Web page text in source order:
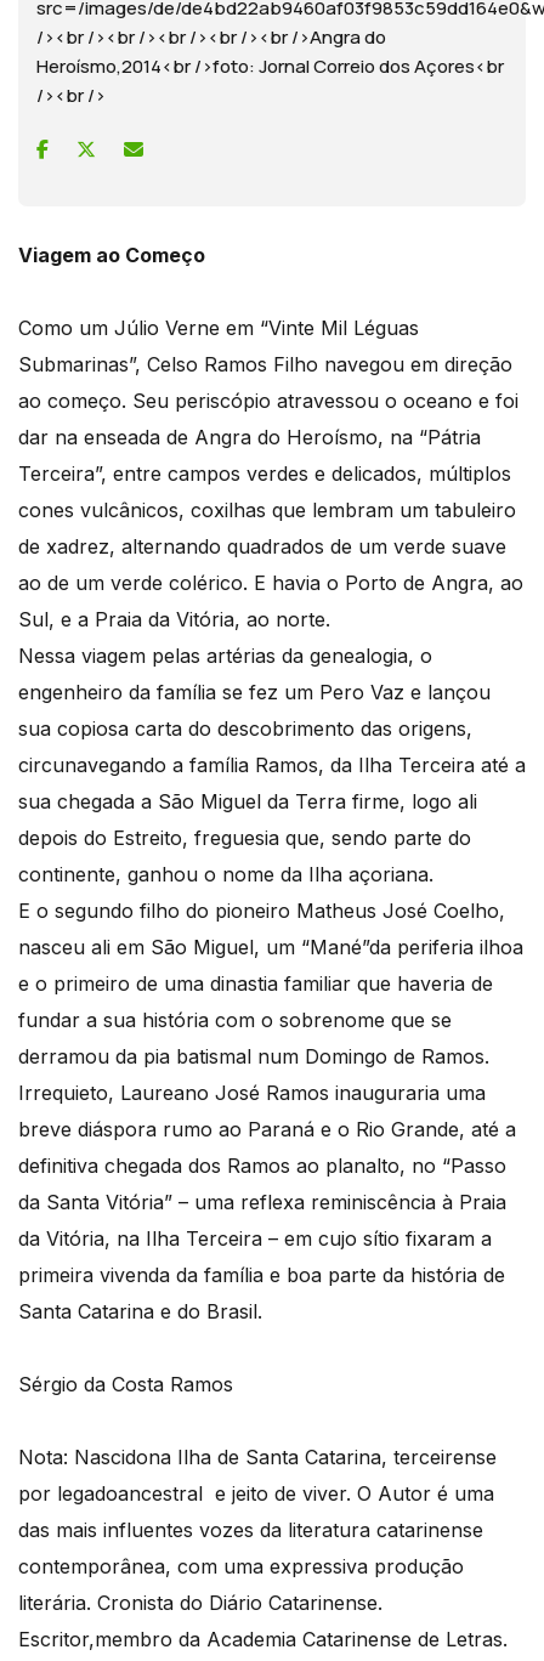
src=/images/de/
/><br /><br /><br /><br /><br />Angra do
Heroísmo,2014<br />foto: Jornal Correio dos Açores<br
/><br />
Viagem ao Começo
Como um Júlio Verne em “Vinte Mil Léguas
Submarinas”, Celso Ramos Filho navegou em direção
ao começo. Seu periscópio atravessou o oceano e foi
dar na enseada de Angra do Heroísmo, na “Pátria
Terceira”, entre campos verdes e delicados, múltiplos
cones vulcânicos, coxilhas que lembram um tabuleiro
de xadrez, alternando quadrados de um verde suave
ao de um verde colérico. E havia o Porto de Angra, ao
Sul, e a Praia da Vitória, ao norte.
Nessa viagem pelas artérias da genealogia, o
engenheiro da família se fez um Pero Vaz e lançou
sua copiosa carta do descobrimento das origens,
circunavegando a família Ramos, da Ilha Terceira até a
sua chegada a São Miguel da Terra firme, logo ali
depois do Estreito, freguesia que, sendo parte do
continente, ganhou o nome da Ilha açoriana.
E o segundo filho do pioneiro Matheus José Coelho,
nasceu ali em São Miguel, um “Mané”da periferia ilhoa
e o primeiro de uma dinastia familiar que haveria de
fundar a sua história com o sobrenome que se
derramou da pia batismal num Domingo de Ramos.
Irrequieto, Laureano José Ramos inauguraria uma
breve diáspora rumo ao Paraná e o Rio Grande, até a
definitiva chegada dos Ramos ao planalto, no “Passo
da Santa Vitória” – uma reflexa reminiscência à Praia
da Vitória, na Ilha Terceira – em cujo sítio fixaram a
primeira vivenda da família e boa parte da história de
Santa Catarina e do Brasil.
Sérgio da Costa Ramos
Nota: Nascidona Ilha de Santa Catarina, terceirense
por legadoancestral e jeito de viver. O Autor é uma
das mais influentes vozes da literatura catarinense
contemporânea, com uma expressiva produção
literária. Cronista do Diário Catarinense.
Escritor,membro da Academia Catarinense de Letras.